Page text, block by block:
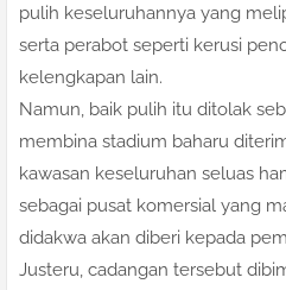
pulih keseluruhannya yang
serta perabot seperti kerusi
kelengkapan lain.
Namun, baik pulih itu ditolak
membina stadium baharu
kawasan keseluruhan seluas
sebagai pusat komersial yang
didakwa akan diberi kepada
Justeru, cadangan tersebut